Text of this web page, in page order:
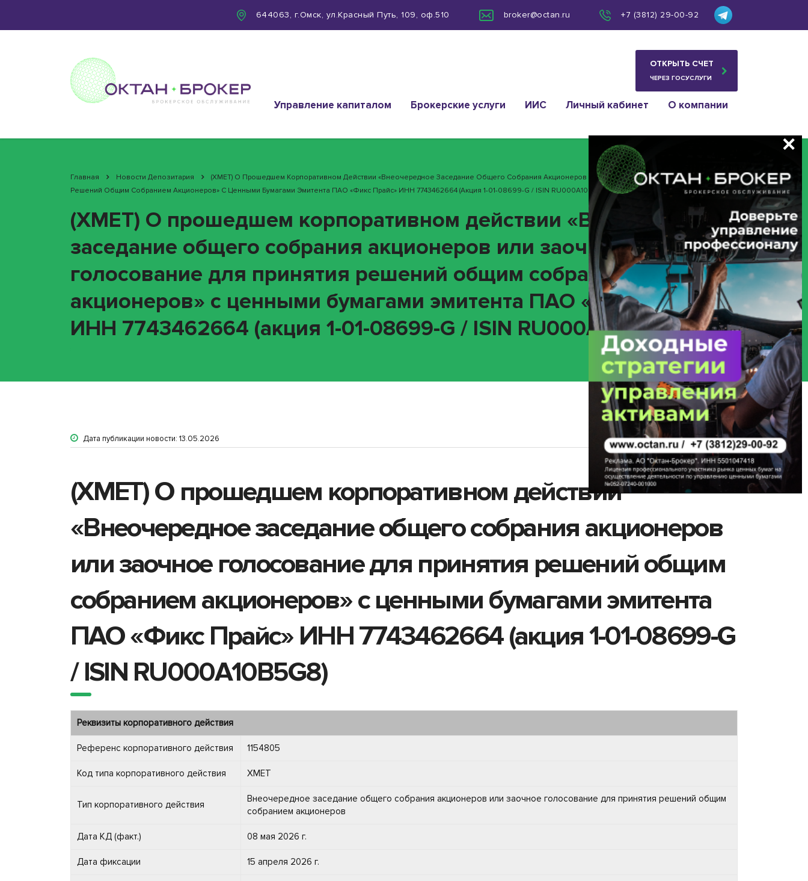
644063, г.Омск, ул.Красный Путь, 109, оф.510 broker@octan.ru +7 (3812) 29-00-92
ОТКРЫТЬ СЧЕТ
ЧЕРЕЗ ГОСУСЛУГИ
Управление капиталом Брокерские услуги ИИС Личный кабинет О компании
Главная Новости Депозитария
(XMET) О Прошедшем Корпоративном Действии «Внеочередное Заседание Общего Собрания Акционеров Или Заочное Голосование Для Принятия
Решений Общим Собранием Акционеров» С Ценными Бумагами Эмитента ПАО «Фикс Прайс» ИНН 7743462664 (акция 1-01-08699-G / ISIN RU000A10B5G8)
(XMET) О прошедшем корпоративном действии «Внеочередное
заседание общего собрания акционеров или заочное
голосование для принятия решений общим собранием
акционеров» с ценными бумагами эмитента ПАО «Фикс Прайс»
ИНН 7743462664 (акция 1-01-08699-G / ISIN RU000A10B5G8)
Дата публикации новости: 13.05.2026
(XMET) О прошедшем корпоративном действии
«Внеочередное заседание общего собрания акционеров
или заочное голосование для принятия решений общим
собранием акционеров» с ценными бумагами эмитента
ПАО «Фикс Прайс» ИНН 7743462664 (акция 1-01-08699-G
/ ISIN RU000A10B5G8)
Реквизиты корпоративного действия
Референс корпоративного действия 1154805
Код типа корпоративного действия XMET
Тип корпоративного действия
Внеочередное заседание общего собрания акционеров или заочное голосование для принятия решений общим
собранием акционеров
Дата КД (факт.) 08 мая 2026 г.
Дата фиксации 15 апреля 2026 г.